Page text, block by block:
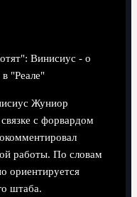
Винисиус - о
"Реале"
Жуниор
с форвардом
работы. По словам
ориентируется
штаба.